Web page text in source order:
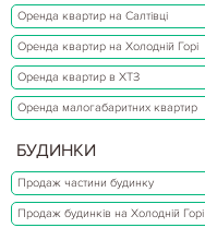
Оренда квартир на Салтівці
Оренда квартир на Холодній Горі
Оренда квартир в ХТЗ
Оренда малогабаритних квартир
БУДИНКИ
Продаж частини будинку
Продаж будинків на Холодній Горі